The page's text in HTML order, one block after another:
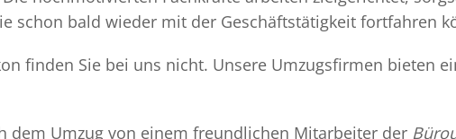
schon bald wieder mit der Geschäftstätigkeit fortfahren
finden Sie bei uns nicht. Unsere Umzugsfirmen bieten
dem Umzug von einem freundlichen Mitarbeiter der